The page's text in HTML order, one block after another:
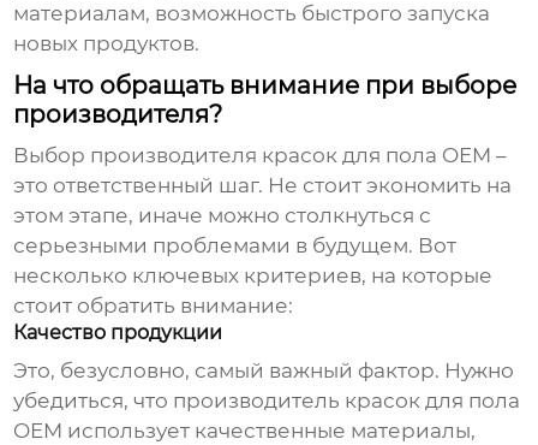
материалам, возможность быстрого запуска
новых продуктов.
На что обращать внимание при выборе
производителя?
Выбор производителя красок для пола OEM –
это ответственный шаг. Не стоит экономить на
этом этапе, иначе можно столкнуться с
серьезными проблемами в будущем. Вот
несколько ключевых критериев, на которые
стоит обратить внимание:
Качество продукции
Это, безусловно, самый важный фактор. Нужно
убедиться, что производитель красок для пола
OEM использует качественные материалы,